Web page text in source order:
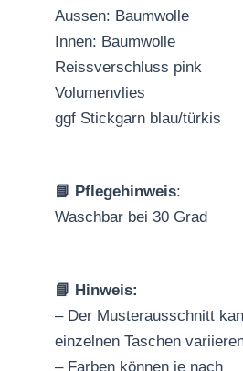
Aussen: Baumwolle
Innen: Baumwolle
Reissverschluss pink
Volumenvlies
ggf Stickgarn blau/türkis
📘 Pflegehinweis:
Waschbar bei 30 Grad
📘 Hinweis:
– Der Musterausschnitt
einzelnen Taschen
– Farben können je nach